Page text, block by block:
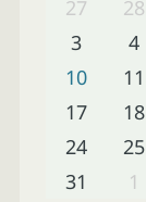
27
28
3
4
10
11
17
18
24
25
31
1